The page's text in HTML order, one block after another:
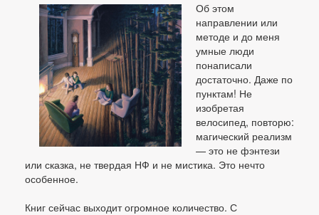
Об этом
направлении или
методе и до меня
умные люди
понаписали
достаточно. Даже по
пунктам! Не
изобретая
велосипед, повторю:
магический реализм
— это не фэнтези
или сказка, не твердая НФ и не мистика. Это нечто
особенное.
Книг сейчас выходит огромное количество. С